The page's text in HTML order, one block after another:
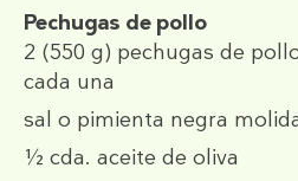
Pechugas de pollo
2 (550 g) pechugas de
cada una
sal o pimienta negra
½ cda. aceite de oliva